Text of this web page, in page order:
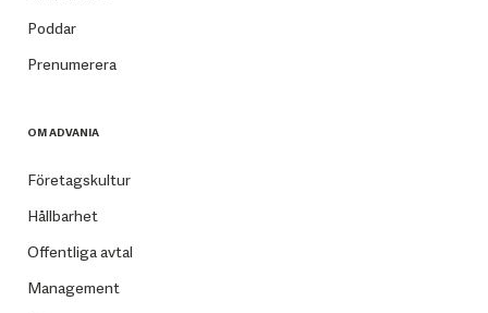
Poddar
Prenumerera
OM ADVANIA
Företagskultur
Hållbarhet
Offentliga avtal
Management